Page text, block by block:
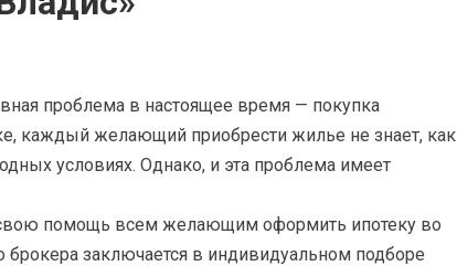
проблема в настоящее время — покупка
каждый желающий приобрести жилье не знает, как
условиях. Однако, и эта проблема имеет
помощь всем желающим оформить ипотеку во
заключается в индивидуальном подборе